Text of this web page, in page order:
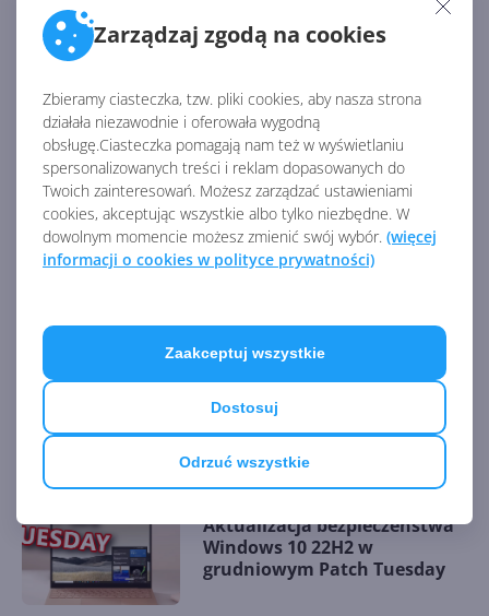
Zarządzaj zgodą na cookies
Zbieramy ciasteczka, tzw. pliki cookies, aby nasza strona
działała niezawodnie i oferowała wygodną
obsługę.Ciasteczka pomagają nam też w wyświetlaniu
spersonalizowanych treści i reklam dopasowanych do
Twoich zainteresowań. Możesz zarządzać ustawieniami
cookies, akceptując wszystkie albo tylko niezbędne. W
dowolnym momencie możesz zmienić swój wybór. (więcej
informacji o cookies w polityce prywatności)
Odrzuć wszystkie
Dostosuj
Zaakceptuj wszystkie
na tym etapie normą. W pełnej krasie powinniśmy
Sets poznać już jesienią, kiedy to premierę będzie
mieć kolejna duża aktualizacja znana obecnie pod
nazwą Redstone 5. Sets będą dopełnieniem
wprowadzonego w April 2018 Update
Timelinei razem z nim zrewolucjonizują sposób
korzystania z systemu Windows. Przynajmniej w
założeniu, bo o prawdziwej funkcjonalności i
praktyczności tych funkcji będziemy mogli się
wypowiedzieć dopiero po jakimś czasie.
Źródło:
https://www.windowslatest.com/2018/05/13/windows-
10-alttab-menu-will-receive-new-updates-from-
AKTUALNOŚCI Z KATEGORII WINDOWS 10
Aktualizacja bezpieczeństwa
Windows 10 22H2 w
grudniowym Patch Tuesday